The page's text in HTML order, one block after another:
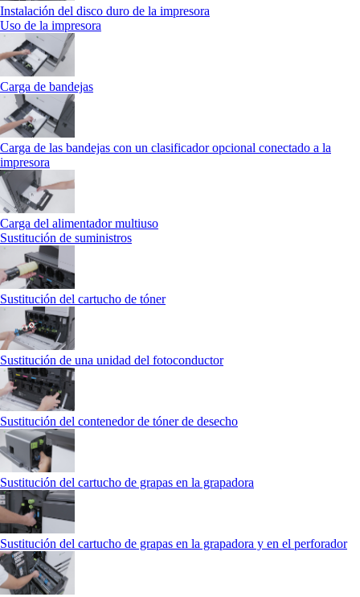
Instalación del disco duro de la impresora
Uso de la impresora
Carga de bandejas
Carga de las bandejas con un clasificador opcional conectado a la
impresora
Carga del alimentador multiuso
Sustitución de suministros
Sustitución del cartucho de tóner
Sustitución de una unidad del fotoconductor
Sustitución del contenedor de tóner de desecho
Sustitución del cartucho de grapas en la grapadora
Sustitución del cartucho de grapas en la grapadora y en el perforador